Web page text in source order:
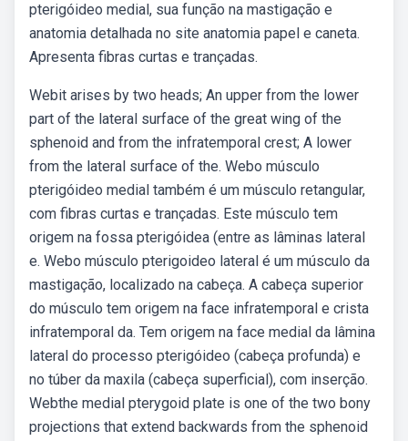
pterigóideo medial, sua função na mastigação e
anatomia detalhada no site anatomia papel e caneta.
Apresenta fibras curtas e trançadas.
Webit arises by two heads; An upper from the lower
part of the lateral surface of the great wing of the
sphenoid and from the infratemporal crest; A lower
from the lateral surface of the. Webo músculo
pterigóideo medial também é um músculo retangular,
com fibras curtas e trançadas. Este músculo tem
origem na fossa pterigóidea (entre as lâminas lateral
e. Webo músculo pterigoideo lateral é um músculo da
mastigação, localizado na cabeça. A cabeça superior
do músculo tem origem na face infratemporal e crista
infratemporal da. Tem origem na face medial da lâmina
lateral do processo pterigóideo (cabeça profunda) e
no túber da maxila (cabeça superficial), com inserção.
Webthe medial pterygoid plate is one of the two bony
projections that extend backwards from the sphenoid